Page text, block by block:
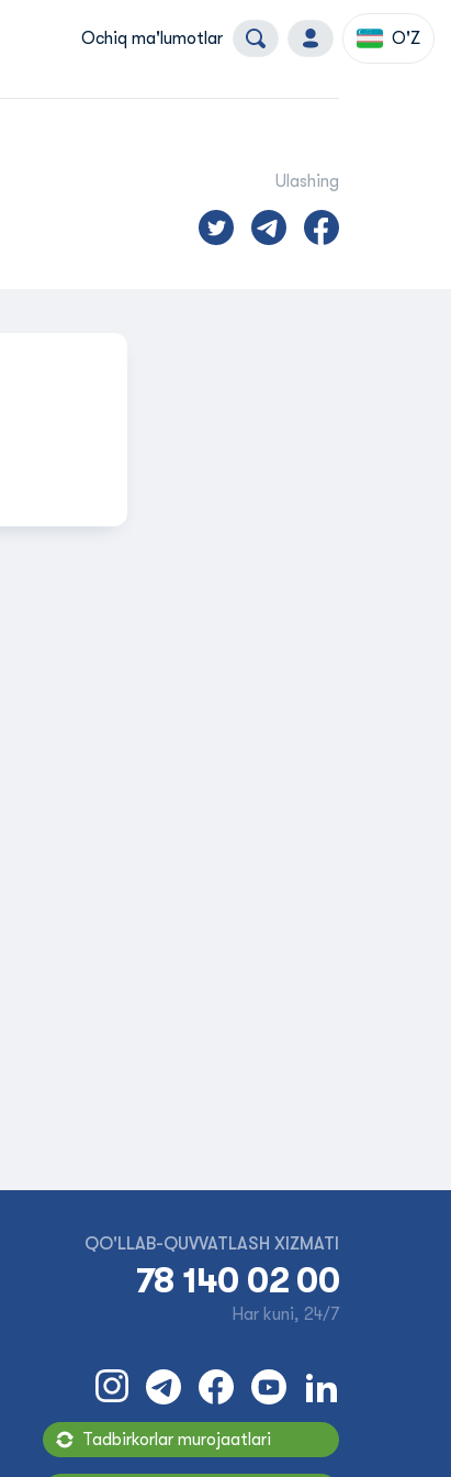
Ochiq ma'lumotlar O'Z
Ulashing
QO'LLAB-QUVVATLASH XIZMATI
78 140 02 00
Har kuni, 24/7
Tadbirkorlar murojaatlari